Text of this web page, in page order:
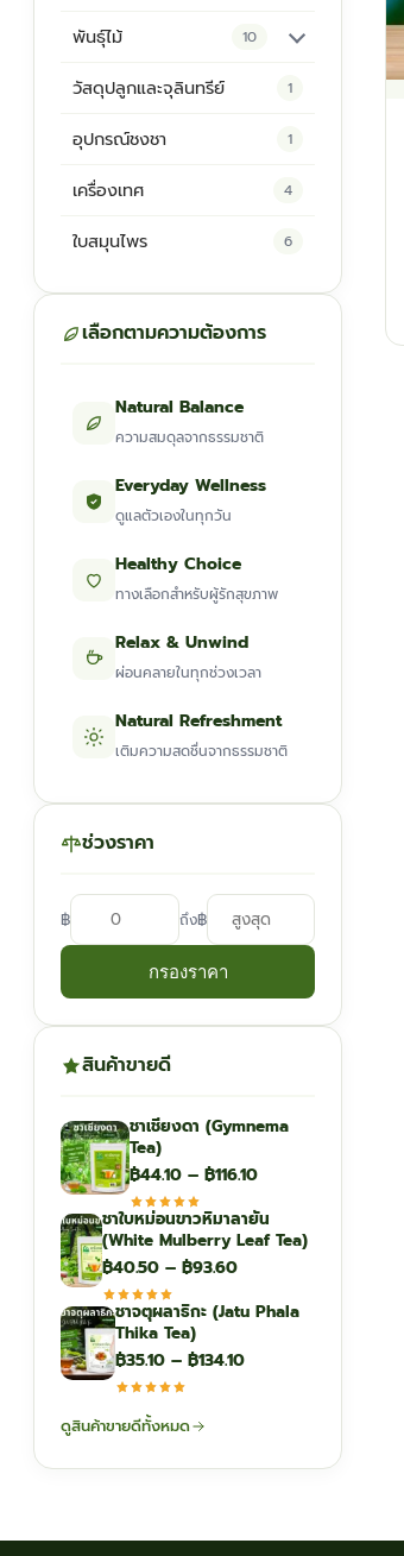
พันธุ์ไม้ 10
ต้นพันธุ์สมุนไพร 5
วัสดุปลูกและจุลินทรีย์ 1
อุปกรณ์ชงชา 1
เครื่องเทศ 4
ใบสมุนไพร 6
เลือกตามความต้องการ
Natural Balance
ความสมดุลจากธรรมชาติ
Everyday Wellness
ดูแลตัวเองในทุกวัน
Healthy Choice
ทางเลือกสำหรับผู้รักสุขภาพ
Relax & Unwind
ผ่อนคลายในทุกช่วงเวลา
Natural Refreshment
เติมความสดชื่นจากธรรมชาติ
ช่วงราคา
฿ ถึง฿
กรองราคา
สินค้าขายดี
ชาเชียงดา (Gymnema
Tea)
฿44.10 – ฿116.10Price
฿44.10
through
ชาใบหม่อนขาวหิมาลายัน
(White Mulberry Leaf Tea)
฿40.50 – ฿93.60Price
฿40.50
฿93.60
ชาจตุผลาธิกะ (Jatu Phala
Thika Tea)
฿35.10 – ฿134.10Price
฿134.10
ดูสินค้าขายดีทั้งหมด